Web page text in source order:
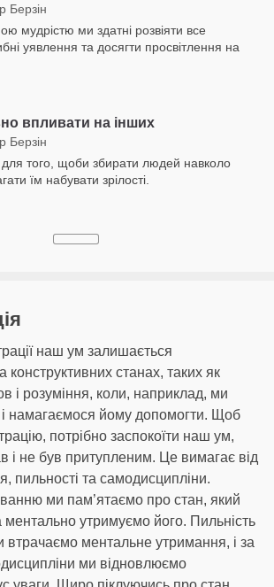
Берзін
мудрістю ми здатні розвіяти все
уявлення та досягти просвітлення на
впливати на інших
Берзін
для того, щоби збирати людей навколо
їм набувати зрілості.
наш ум залишається
станах, таких як
і розуміння, коли, наприклад, ми
і намагаємося йому допомогти. Щоб
потрібно заспокоїти наш ум,
і не був притупленим. Це вимагає від
пильності та самодисципліни.
ми пам’ятаємо про стан, який
ментально утримуємо його. Пильність
втрачаємо ментальне утримання, і за
ми відновлюємо